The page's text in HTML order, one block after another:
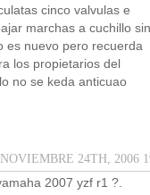
cinco valvulas e
marchas a cuchillo sin
es nuevo pero recuerda
los propietarios del
no se keda anticuao
24TH, 2006
2007 yzf r1 ?.